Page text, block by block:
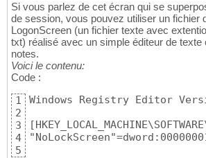
Si vous parlez de cet écran qui se
de session, vous pouvez utiliser un fichier
LogonScreen (un fichier texte avec
txt) réalisé avec un simple éditeur de texte
notes.
Voici le contenu:
Code :
1
2
3
4
5
Windows Registry Editor